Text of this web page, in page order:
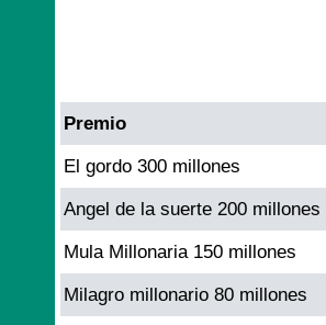
Premio
El gordo 300 millones
Angel de la suerte 200 millones
Mula Millonaria 150 millones
Milagro millonario 80 millones